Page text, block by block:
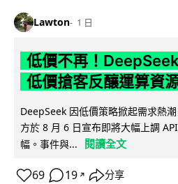
Lawton 1 日
低價不再！
低價搶客反釀運算資
DeepSeek 因低價策略掀起需求熱
方於 8 月 6 日宣布即將大幅上調
幅。事件與...
閱讀全文
69 19 ↗ 分享